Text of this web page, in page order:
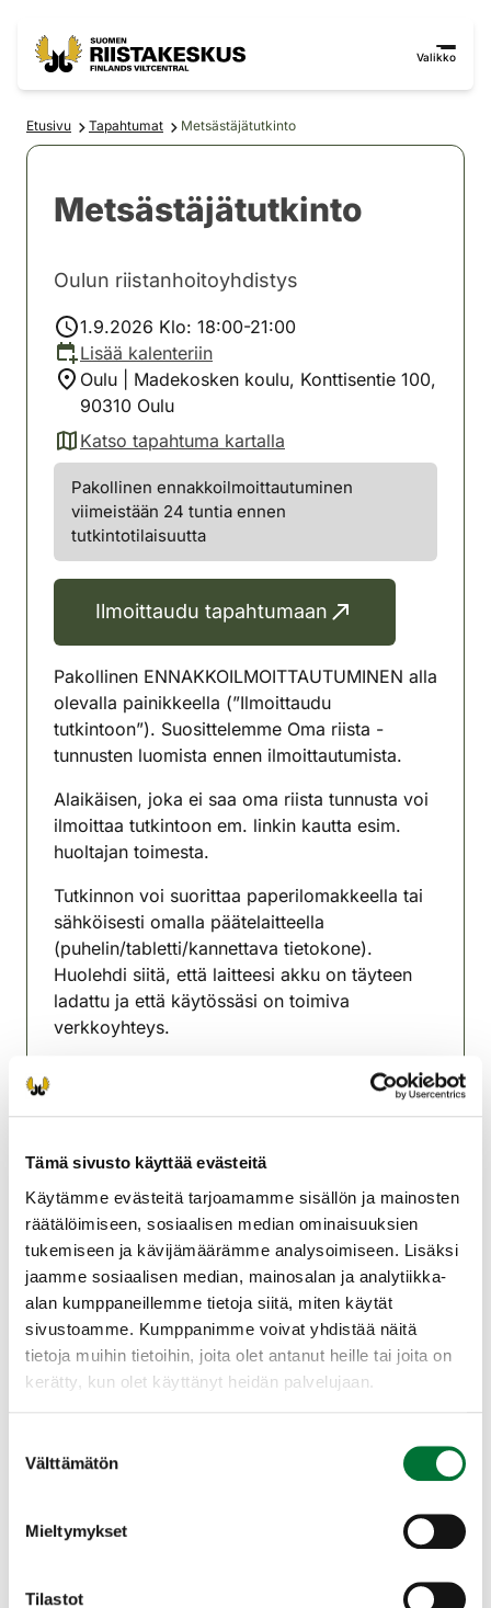
Tämä sivusto käyttää evästeitä
Käytämme evästeitä tarjoamamme sisällön ja mainosten
räätälöimiseen, sosiaalisen median ominaisuuksien
tukemiseen ja kävijämäärämme analysoimiseen. Lisäksi
jaamme sosiaalisen median, mainosalan ja analytiikka-
alan kumppaneillemme tietoja siitä, miten käytät
sivustoamme. Kumppanimme voivat yhdistää näitä
tietoja muihin tietoihin, joita olet antanut heille tai joita on
kerätty, kun olet käyttänyt heidän palvelujaan.
valinta
Välttämätön
Mieltymykset
Tilastot
Valikko
Etusivu Tapahtumat Metsästäjätutkinto
Metsästäjätutkinto
Oulun riistanhoitoyhdistys
1.9.2026 Klo: 18:00-21:00
Lisää kalenteriin
Oulu | Madekosken koulu, Konttisentie 100,
90310 Oulu
Katso tapahtuma kartalla
(avautuu uuteen välilehteen)
Pakollinen ennakkoilmoittautuminen
viimeistään 24 tuntia ennen
tutkintotilaisuutta
Ilmoittaudu tapahtumaan
Pakollinen ENNAKKOILMOITTAUTUMINEN alla
olevalla painikkeella (”Ilmoittaudu
tutkintoon”). Suosittelemme Oma riista -
tunnusten luomista ennen ilmoittautumista.
Alaikäisen, joka ei saa oma riista tunnusta voi
ilmoittaa tutkintoon em. linkin kautta esim.
huoltajan toimesta.
Tutkinnon voi suorittaa paperilomakkeella tai
sähköisesti omalla päätelaitteella
(puhelin/tabletti/kannettava tietokone).
Huolehdi siitä, että laitteesi akku on täyteen
ladattu ja että käytössäsi on toimiva
verkkoyhteys.
Ohjeet sähköiseen metsästäjätutkintoon
valmistautuvalle Riistainfo,fi -sivustolla:
https://www.riistainfo.fi/wp-
sahkotutkinnon-suorittajalle-
190525_suomi.pdf
Mukaan kokeeseen: Henkilötodistus ja jos
suoritat kokeen paperisena, varaa mukaan
toimiva kynä.
Tutkintomaksu 20 € . Käteismaksu tai Oma
riista -verkkomaksu.
0447001373
Ilmoittautumisen yhteystiedot
Jari Kauppi, email: